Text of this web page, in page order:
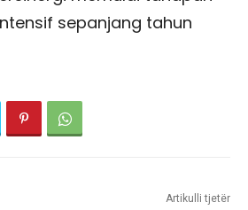
sepanjang tahun
Artikulli tjetër